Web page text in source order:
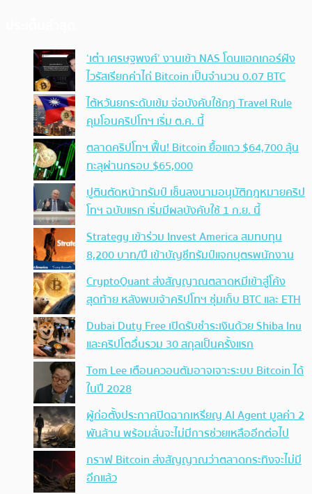
‘เต๋า เศรษฐพงศ์’ งานเข้า NAS โดนแฮกเกอร์ฝัง
ไวรัสเรียกค่าไถ่ Bitcoin เป็นจำนวน 0.07 BTC
ไต้หวันยกระดับเข้ม จ่อบังคับใช้กฏ Travel Rule
คุมโอนคริปโทฯ เริ่ม ต.ค. นี้
ตลาดคริปโทฯ ฟื้น! Bitcoin ยื้อแถว $64,700 ลุ้น
ทะลุผ่านกรอบ $65,000
ปูตินตัดหน้าทรัมป์ เซ็นลงนามอนุมัติกฎหมายคริป
โทฯ ฉบับแรก เริ่มมีผลบังคับใช้ 1 ก.ย. นี้
Strategy เข้าร่วม Invest America สมทบทุน
8,200 บาท/ปี เข้าบัญชีทรัมป์แจกบุตรพนักงาน
CryptoQuant ส่งสัญญาณตลาดหมีเข้าสู่โค้ง
สุดท้าย หลังพบเจ้าคริปโทฯ ซุ่มเก็บ BTC และ ETH
Dubai Duty Free เปิดรับชำระเงินด้วย Shiba Inu
และคริปโตอื่นรวม 30 สกุลเป็นครั้งแรก
Tom Lee เตือนควอนตัมอาจเจาะระบบ Bitcoin ได้
ในปี 2028
ผู้ก่อตั้งประกาศปิดฉากเหรียญ AI Agent มูลค่า 2
พันล้าน พร้อมลั่นจะไม่มีการช่วยเหลืออีกต่อไป
กราฟ Bitcoin ส่งสัญญาณว่าตลาดกระทิงจะไม่มี
อีกแล้ว